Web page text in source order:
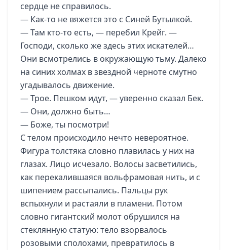
сердце не справилось.
— Как-то не вяжется это с Синей Бутылкой.
— Там кто-то есть, — перебил Крейг. —
Господи, сколько же здесь этих искателей…
Они всмотрелись в окружающую тьму. Далеко
на синих холмах в звездной черноте смутно
угадывалось движение.
— Трое. Пешком идут, — уверенно сказал Бек.
— Они, должно быть…
— Боже, ты посмотри!
С телом происходило нечто невероятное.
Фигура толстяка словно плавилась у них на
глазах. Лицо исчезало. Волосы засветились,
как перекалившаяся вольфрамовая нить, и с
шипением рассыпались. Пальцы рук
вспыхнули и растаяли в пламени. Потом
словно гигантский молот обрушился на
стеклянную статую: тело взорвалось
розовыми сполохами, превратилось в